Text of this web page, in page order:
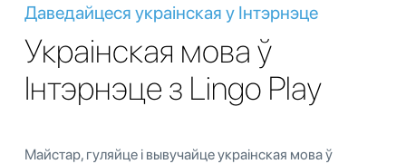
Даведайцеся украінская у Інтэрнэце
Украінская мова ў
Інтэрнэце з Lingo Play
Майстар, гуляйце і вывучайце украінская мова ў